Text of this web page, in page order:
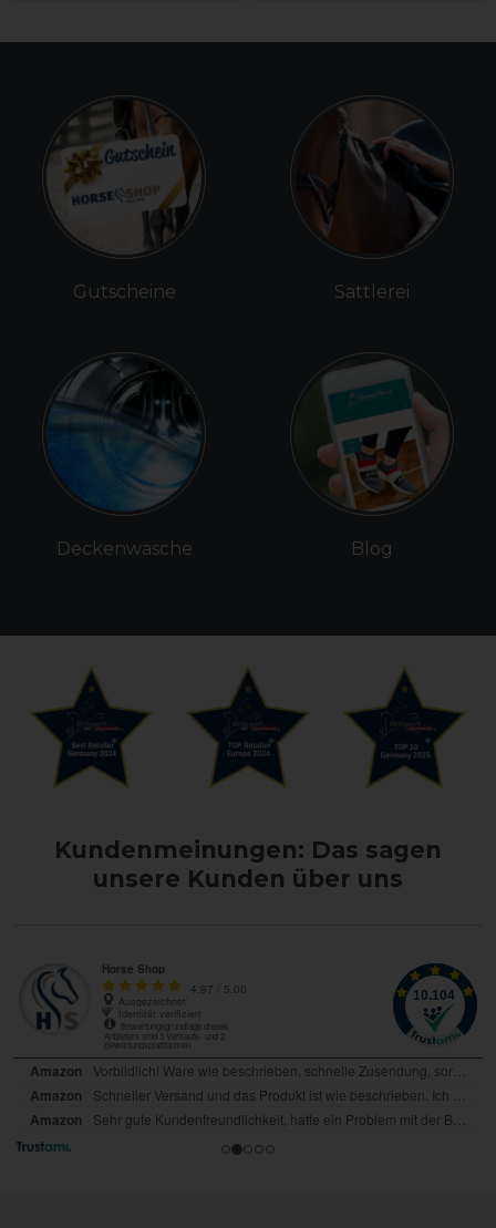
Gutscheine
Deckenwäsche
Sattlerei
Blog
Kundenmeinungen: Das sagen
unsere Kunden über uns